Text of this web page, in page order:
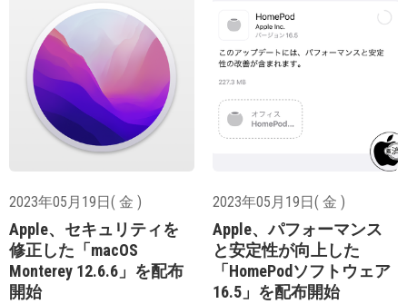
2023年05月19日( 金 )
Apple、セキュリティを
修正した「macOS
Monterey 12.6.6」を配布
開始
2023年05月19日( 金 )
Apple、パフォーマンス
と安定性が向上した
「HomePodソフトウェア
16.5」を配布開始